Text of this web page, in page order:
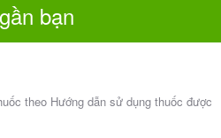
trọng khi dùng
bạn
theo Hướng dẫn sử dụng thuốc được